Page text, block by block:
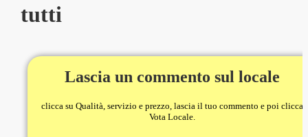
tutti
Lascia un commento sul locale
clicca su Qualità, servizio e prezzo, lascia il tuo commento e poi clicca
Vota Locale.